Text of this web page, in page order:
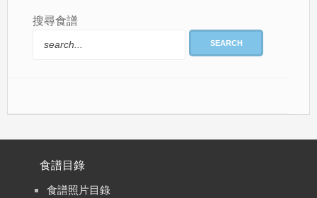
搜尋食譜
SEARCH
食譜目錄
食譜照片目錄